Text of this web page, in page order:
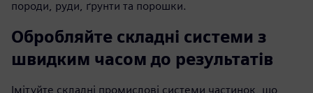
породи, руди, ґрунти та порошки.
Обробляйте складні системи з
швидким часом до результатів
Імітуйте складні промислові системи частинок, що